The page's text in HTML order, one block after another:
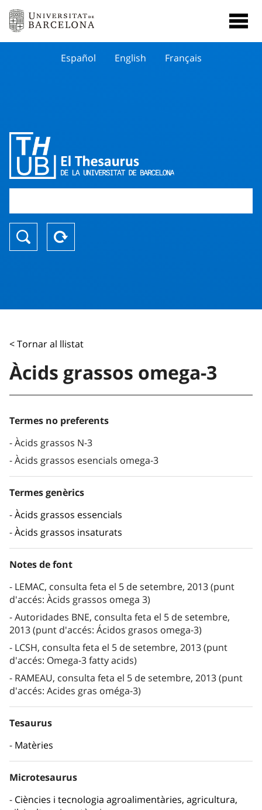
Español English Français
< Tornar al llistat
Àcids grassos omega-3
Termes no preferents
Àcids grassos N-3
Àcids grassos esencials omega-3
Termes genèrics
Àcids grassos essencials
Àcids grassos insaturats
Notes de font
LEMAC, consulta feta el 5 de setembre, 2013 (punt
d'accés: Àcids grassos omega 3)
Autoridades BNE, consulta feta el 5 de setembre,
2013 (punt d'accés: Ácidos grasos omega-3)
LCSH, consulta feta el 5 de setembre, 2013 (punt
d'accés: Omega-3 fatty acids)
RAMEAU, consulta feta el 5 de setembre, 2013 (punt
d'accés: Acides gras oméga-3)
Tesaurus
Matèries
Microtesaurus
Ciències i tecnologia agroalimentàries, agricultura,